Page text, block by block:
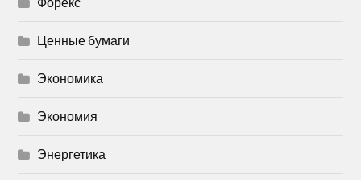
Ценные бумаги
Экономика
Экономия
Энергетика